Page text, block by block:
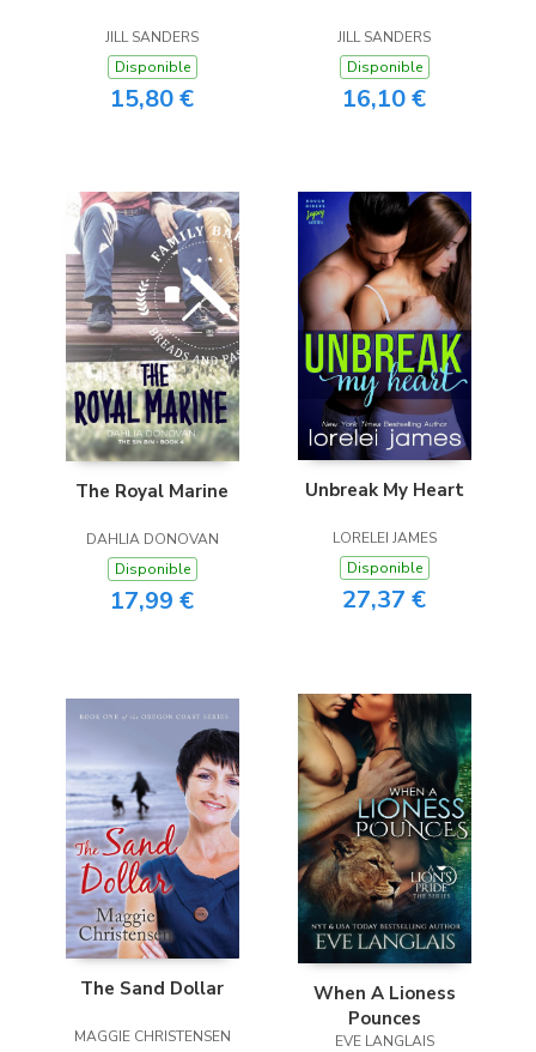
JILL SANDERS
Disponible
15,80 €
JILL SANDERS
Disponible
16,10 €
The Royal Marine
DAHLIA DONOVAN
Disponible
17,99 €
Unbreak My Heart
LORELEI JAMES
Disponible
27,37 €
The Sand Dollar
MAGGIE CHRISTENSEN
When A Lioness
Pounces
EVE LANGLAIS